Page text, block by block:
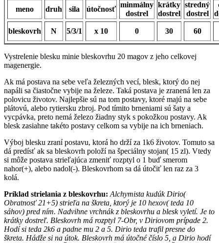
meno druh sila útočnosť
minmálny
dostrel
krátky
dostrel
stredný
dostrel
bleskovrh N 5/3/1 x 10 0 30 60
Vystrelenie blesku minie bleskovrhu 20 magov z jeho celkovej
magenergie.
Ak má postava na sebe veľa železných vecí, blesk, ktorý do nej
napáli sa čiastočne vybije na železe. Taká postava je zranená len za
polovicu životov. Najlepšie sú na tom postavy, ktoré majú na sebe
plátovú, alebo rytiersku zbroj. Pod tímito brneniami sú šaty a
vycpávka, preto nemá železo žiadny styk s pokožkou postavy. Ak
blesk zasiahne takéto postavy celkom sa vybije na ich brneniach.
Výboj blesku zraní postavu, ktorá ho drží za 1k6 životov. Tomuto sa
dá predísť ak sa bleskovrh položí na špeciálny stojan( 15 zl). Vtedy
si môže postava strieľajúca zmeniť rozptyl o 1 buď smerom
nahor(+), alebo nadol(-). Bleskovrhom sa dá útočiť len raz za 3
kolá.
Príklad strielania z bleskovrhu: Alchymista kudúk Dirio(
Obratnosť 21+5) strieľa na škreta, ktorý je 10 hexov( teda 10
sáhov) pred ním. Nadvihne vrchnák z bleskovrhu a blesk vyletí. Je to
krátky dostreľ. Bleskovrh má rozptyl 7-Obr, v Diriovom prípade 2.
Hodí si teda 2k6 a padne mu 2 a 5. Dirio teda trafil presne do
škreta. Hádže si na útok. Bleskovrh má útočné číslo 5, a Dirio hodí